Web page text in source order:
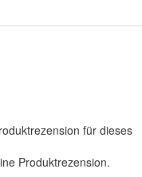
für dieses
Produktrezension.